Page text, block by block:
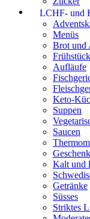
LCHF- und
Menüs
Brot und
Frühstück
Aufläufe
Keto-
Suppen
Saucen
Kalt und
Getränke
Süsses
Striktes